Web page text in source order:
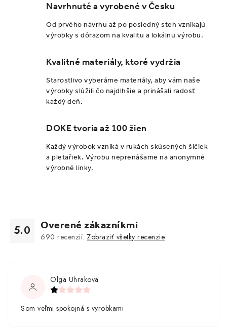
Navrhnuté a vyrobené v Česku
Od prvého návrhu až po posledný steh vznikajú
výrobky s dôrazom na kvalitu a lokálnu výrobu.
Kvalitné materiály, ktoré vydržia
Starostlivo vyberáme materiály, aby vám naše
výrobky slúžili čo najdlhšie a prinášali radosť
každý deň.
DOKE tvoria až 100 žien
Každý výrobok vzniká v rukách skúsených šičiek
a pletařiek. Výrobu neprenášame na anonymné
výrobné linky.
5.0 Overené zákazníkmi
690 recenzií. Zobraziť všetky recenzie
Olga Uhrakova
Som veľmi spokojná s vyrobkami